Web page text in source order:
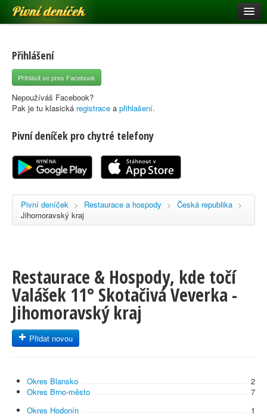
Pivní deníček
Pivní mapa
Pivní značky
Nápověda
Registrace
Přihlášení
Přihlásit se přes Facebook
Nepoužíváš Facebook?
Pak je tu klasická registrace a přihlašení.
Pivní deníček pro chytré telefony
Pivní deníček > Restaurace a hospody > Česká republika >
Jihomoravský kraj
Restaurace & Hospody, kde točí
Valášek 11° Skotačivá Veverka -
Jihomoravský kraj
Přidat novou
Okres Blansko
2
Okres Brno-město
7
Okres Hodonín
1